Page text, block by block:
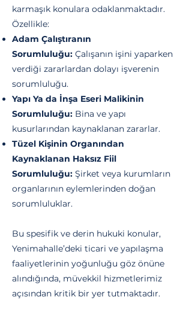
karmaşık konulara odaklanmaktadır.
Özellikle:
Adam Çalıştıranın
Sorumluluğu: Çalışanın işini yaparken
verdiği zararlardan dolayı işverenin
sorumluluğu.
Yapı Ya da İnşa Eseri Malikinin
Sorumluluğu: Bina ve yapı
kusurlarından kaynaklanan zararlar.
Tüzel Kişinin Organından
Kaynaklanan Haksız Fiil
Sorumluluğu: Şirket veya kurumların
organlarının eylemlerinden doğan
sorumluluklar.
Bu spesifik ve derin hukuki konular,
Yenimahalle’deki ticari ve yapılaşma
faaliyetlerinin yoğunluğu göz önüne
alındığında, müvekkil hizmetlerimiz
açısından kritik bir yer tutmaktadır.